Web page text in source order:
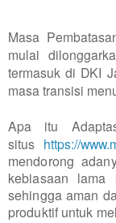
Masa
mulai
termasuk di DKI
masa transisi
Apa itu
situs https://
mendorong
kebiasaan
sehingga aman
produktif untuk